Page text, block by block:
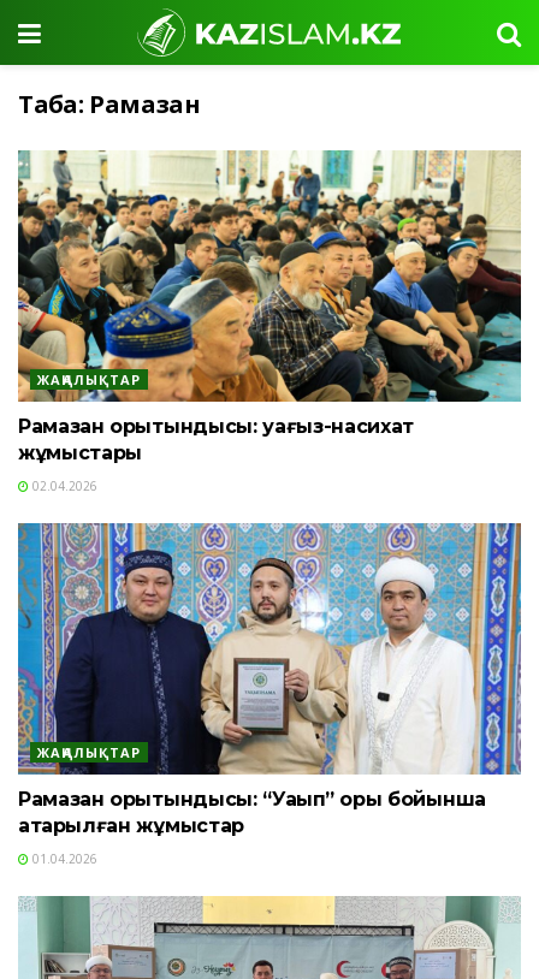
Таңба: Рамазан
ЖАҢАЛЫҚТАР
Рамазан қорытындысы: уағыз-насихат
жұмыстары
02.04.2026
ЖАҢАЛЫҚТАР
Рамазан қорытындысы: “Уақып” қоры бойынша
атқарылған жұмыстар
01.04.2026